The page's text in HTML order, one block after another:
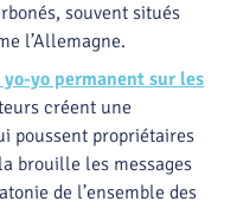
souvent situés
l’Allemagne.
yo permanent sur les
créent une
poussent propriétaires
brouille les messages
de l’ensemble des